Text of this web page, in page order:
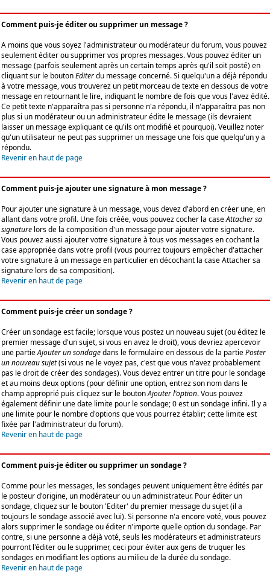
Comment puis-je éditer ou supprimer un message ?
A moins que vous soyez l'administrateur ou modérateur du forum, vous pouvez
seulement éditer ou supprimer vos propres messages. Vous pouvez éditer un
message (parfois seulement après un certain temps après qu'il soit posté) en
cliquant sur le boutonEditerdu message concerné. Si quelqu'un a déjà répondu
à votre message, vous trouverez un petit morceau de texte en dessous de votre
message en retournant le lire, indiquant le nombre de fois que vous l'avez édité.
Ce petit texte n'apparaîtra pas si personne n'a répondu, il n'apparaîtra pas non
plus si un modérateur ou un administrateur édite le message (ils devraient
laisser un message expliquant ce qu'ils ont modifié et pourquoi). Veuillez noter
qu'un utilisateur ne peut pas supprimer un message une fois que quelqu'un y a
répondu.
Revenir en haut de page
Comment puis-je ajouter une signature à mon message ?
Pour ajouter une signature à un message, vous devez d'abord en créer une, en
allant dans votre profil. Une fois créée, vous pouvez cocher la caseAttacher sa
signature lors de la composition d'un message pour ajouter votre signature.
Vous pouvez aussi ajouter votre signature à tous vos messages en cochant la
case appropriée dans votre profil (vous pourrez toujours empêcher d'attacher
votre signature à un message en particulier en décochant la case Attacher sa
signature lors de sa composition).
Revenir en haut de page
Comment puis-je créer un sondage ?
Créer un sondage est facile; lorsque vous postez un nouveau sujet (ou éditez le
premier message d'un sujet, si vous en avez le droit), vous devriez apercevoir
une partieAjouter un sondagedans le formulaire en dessous de la partiePoster
un nouveau sujet(si vous ne le voyez pas, c'est que vous n'avez probablement
pas le droit de créer des sondages). Vous devez entrer un titre pour le sondage
et au moins deux options (pour définir une option, entrez son nom dans le
champ approprié puis cliquez sur le boutonAjouter l'option. Vous pouvez
également définir une date limite pour le sondage; 0 est un sondage infini. Il y a
une limite pour le nombre d'options que vous pourrez établir; cette limite est
fixée par l'administrateur du forum).
Revenir en haut de page
Comment puis-je éditer ou supprimer un sondage ?
Comme pour les messages, les sondages peuvent uniquement être édités par
le posteur d'origine, un modérateur ou un administrateur. Pour éditer un
sondage, cliquez sur le bouton 'Editer' du premier message du sujet (il a
toujours le sondage associé avec lui). Si personne n'a encore voté, vous pouvez
alors supprimer le sondage ou éditer n'importe quelle option du sondage. Par
contre, si une personne a déjà voté, seuls les modérateurs et administrateurs
pourront l'éditer ou le supprimer, ceci pour éviter aux gens de truquer les
sondages en modifiant les options au milieu de la durée du sondage.
Revenir en haut de page